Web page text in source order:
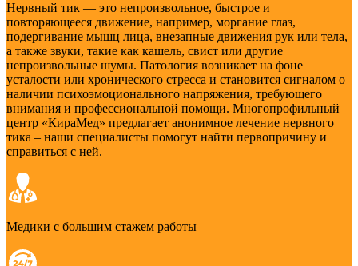
Нервный тик — это непроизвольное, быстрое и
повторяющееся движение, например, моргание глаз,
подергивание мышц лица, внезапные движения рук или тела,
а также звуки, такие как кашель, свист или другие
непроизвольные шумы. Патология возникает на фоне
усталости или хронического стресса и становится сигналом о
наличии психоэмоционального напряжения, требующего
внимания и профессиональной помощи. Многопрофильный
центр «КираМед» предлагает анонимное лечение нервного
тика – наши специалисты помогут найти первопричину и
справиться с ней.
Медики с большим стажем работы